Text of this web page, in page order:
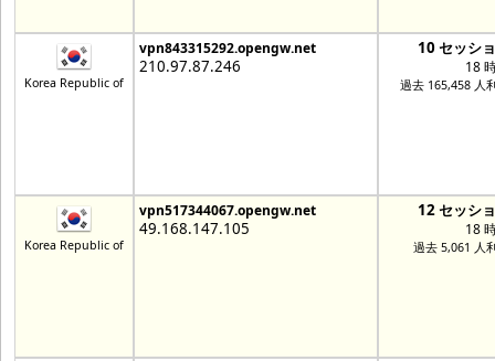
Korea Republic of
vpn843315292.opengw.net
210.97.87.246
10 セッシ
18
過去 165,458 人
Korea Republic of
vpn517344067.opengw.net
49.168.147.105
12 セッシ
18
過去 5,061 人